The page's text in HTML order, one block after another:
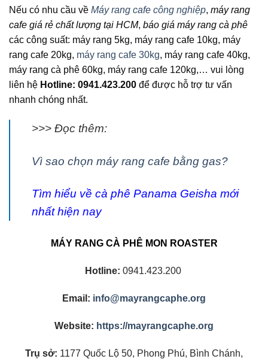
Nếu có nhu cầu về Máy rang cafe công nghiệp, máy rang
cafe giá rẻ chất lượng tại HCM, báo giá máy rang cà phê
các công suất: máy rang 5kg, máy rang cafe 10kg, máy
rang cafe 20kg, máy rang cafe 30kg, máy rang cafe 40kg,
máy rang cà phê 60kg, máy rang cafe 120kg,… vui lòng
liên hệ Hotline: 0941.423.200 để được hỗ trợ tư vấn
nhanh chóng nhất.
>>> Đọc thêm:
Vì sao chọn máy rang cafe bằng gas?
Tìm hiểu về cà phê Panama Geisha mới
nhất hiện nay
MÁY RANG CÀ PHÊ MON ROASTER
Hotline: 0941.423.200
Email: info@mayrangcaphe.org
Website: https://mayrangcaphe.org
Trụ sở: 1177 Quốc Lộ 50, Phong Phú, Bình Chánh,